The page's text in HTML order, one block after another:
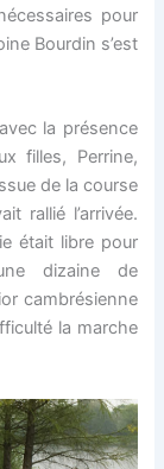
pour
Bourdin s’est
la présence
filles, Perrine,
de la course
rallié l’arrivée.
était libre pour
dizaine de
cambrésienne
la marche